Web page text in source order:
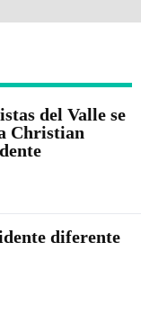
del Valle se
Christian
diferente